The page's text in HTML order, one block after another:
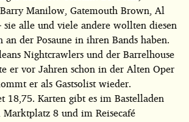
Manilow, Gatemouth Brown, Al
sie alle und viele andere wollten diesen
der Posaune in ihren Bands haben.
Nightcrawlers und der Barrelhouse
er vor Jahren schon in der Alten Oper
er als Gastsolist wieder.
18,75. Karten gibt es im Bastelladen
8 und im Reisecafé